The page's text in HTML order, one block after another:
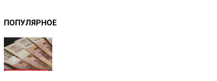
ПОПУЛЯРНОЕ